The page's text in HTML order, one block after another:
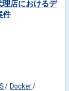
方にも向いてる環境
ワーク導入・活用
BigQuery / App
Database /
店におけるデ
件
Docker